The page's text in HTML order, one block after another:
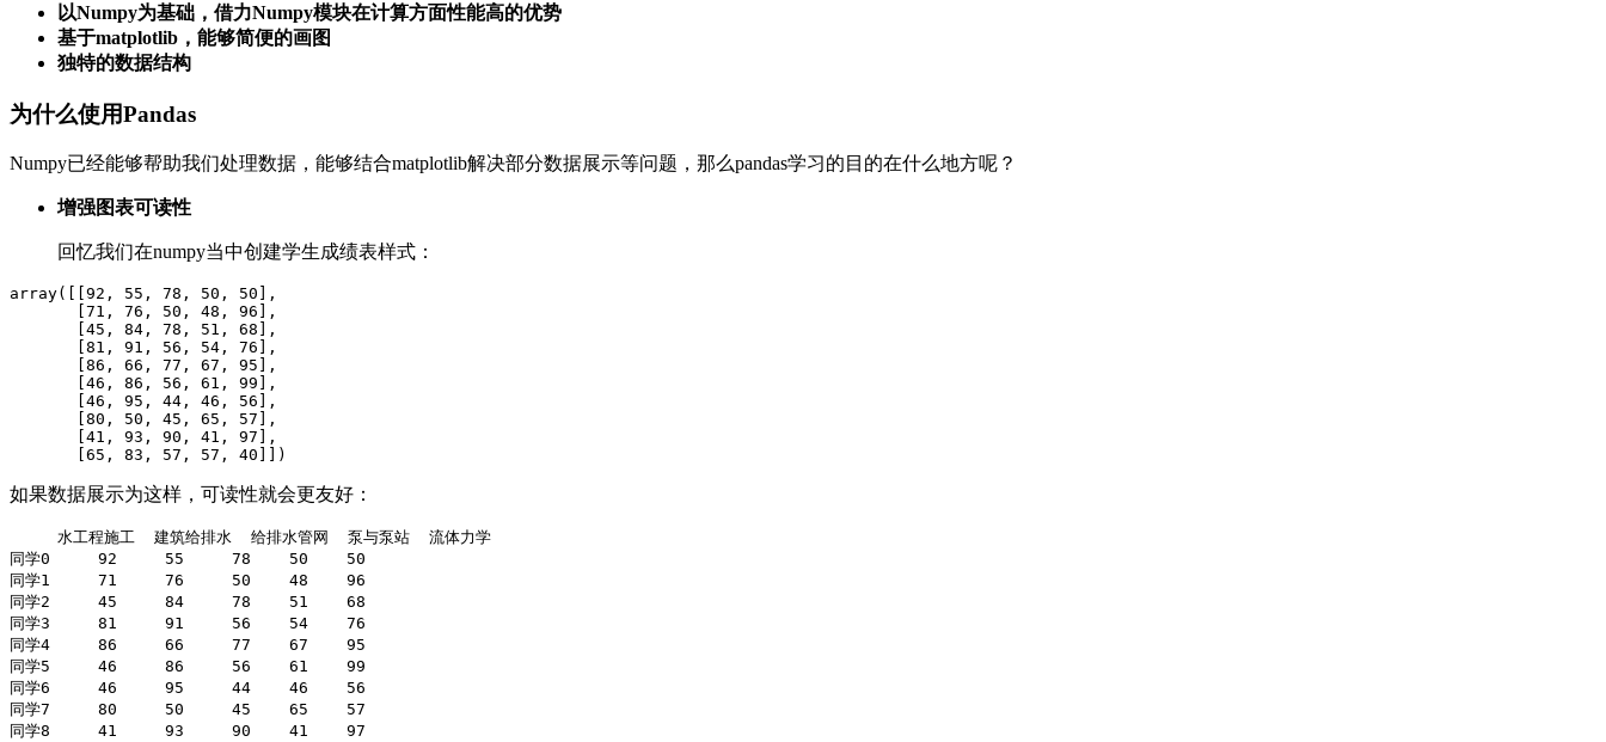
以Numpy为基础，借力Numpy模块在计算方面性能高的优势
基于matplotlib，能够简便的画图
独特的数据结构
为什么使用Pandas
Numpy已经能够帮助我们处理数据，能够结合matplotlib解决部分数据展示等问题，那么pandas学习的目的在什么地方呢？
增强图表可读性
回忆我们在numpy当中创建学生成绩表样式：
array([[92, 55, 78, 50, 50],
       [71, 76, 50, 48, 96],
       [45, 84, 78, 51, 68],
       [81, 91, 56, 54, 76],
       [86, 66, 77, 67, 95],
       [46, 86, 56, 61, 99],
       [46, 95, 44, 46, 56],
       [80, 50, 45, 65, 57],
       [41, 93, 90, 41, 97],
       [65, 83, 57, 57, 40]])
如果数据展示为这样，可读性就会更友好：
     水工程施工  建筑给排水  给排水管网  泵与泵站  流体力学
同学0     92     55     78    50    50
同学1     71     76     50    48    96
同学2     45     84     78    51    68
同学3     81     91     56    54    76
同学4     86     66     77    67    95
同学5     46     86     56    61    99
同学6     46     95     44    46    56
同学7     80     50     45    65    57
同学8     41     93     90    41    97